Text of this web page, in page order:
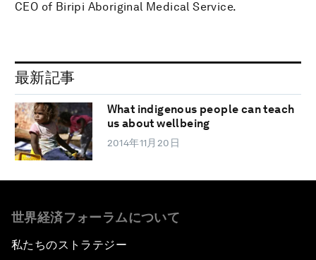
CEO of Biripi Aboriginal Medical Service.
最新記事
What indigenous people can teach
us about wellbeing
2014年11月20日
世界経済フォーラムについて
私たちのストラテジー